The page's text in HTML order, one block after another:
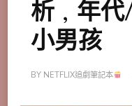
析，年
小男孩
BY NETFLIX追劇筆記本